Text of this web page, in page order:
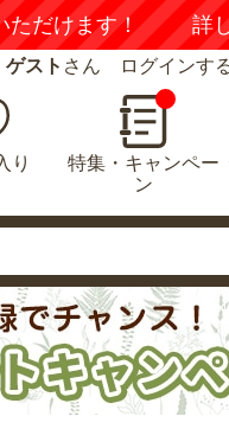
ただけます！ 詳
ゲスト さん ログインす
り
特集・キャンペー
ン